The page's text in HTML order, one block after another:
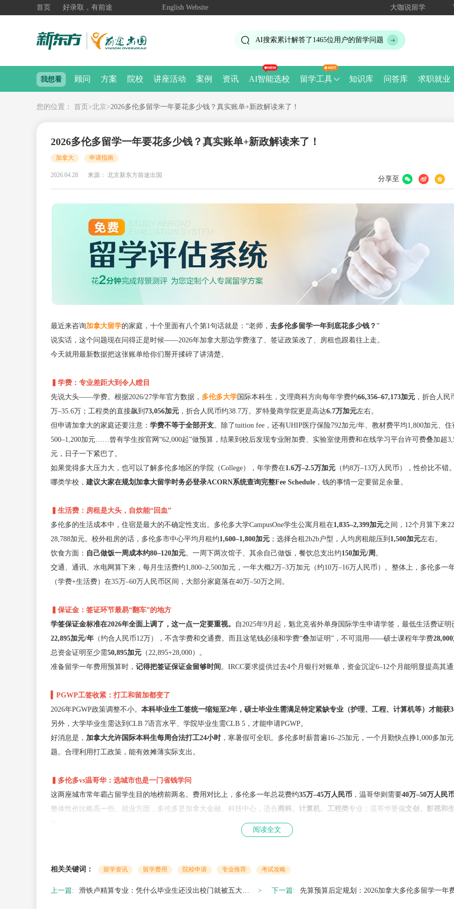
首页 好录取，有前途 English Website 大咖说留学
AI搜索累计解答了 1465位用户的留学问题
我想看 顾问 方案 院校 讲座活动 案例 资讯 AI智能选校 留学工具 知识库 问答库 求职就业
您的位置： 首页 >北京>2026多伦多留学一年要花多少钱？真实账单+新政解读来了！
2026多伦多留学一年要花多少钱？真实账单+新政解读来了！
加拿大 申请指南
2026.04.28 来源： 北京新东方前途出国 分享至
阅读全文
最近来咨询加拿大留学的家庭，十个里面有八个第1句话就是：“老师， 去多伦多留学一年到底花多少钱？ ”
说实话，这个问题现在问得正是时候——2026年加拿大那边学费涨了、签证政策改了、房租也跟着往上走。
今天就用最新数据把这张账单给你们掰开揉碎了讲清楚。
▍学费：专业差距大到令人瞠目
先说大头——学费。根据2026/27学年官方数据， 多伦多大学 国际本科生，文理商科方向每年学费约66,356–67,173加元 ，折合人民
万–35.6万；工程类的直接飙到 73,056加元 ，折合人民币约38.7万。罗特曼商学院更是高达6.7万加元左右。
但申请加拿大的家庭还要注意： 学费不等于全部开支。除了tuition fee，还有UHIP医疗保险792加元/年、教材费平均1,800加元、住
500–1,200加元……曾有学生按官网“62,000起”做预算，结果到校后发现专业附加费、实验室使用费和在线学习平台许可费叠加超
元，日子一下紧巴了。
如果觉得多大压力大，也可以了解多伦多地区的学院（College），年学费在1.6万–2.5万加元 （约8万–13万人民币），性价比不错
哪类学校， 建议大家在规划加拿大留学时务必登录ACORN系统查询完整Fee Schedule ，钱的事情一定要留足余量。
▍生活费：房租是大头，自炊能“回血”
多伦多的生活成本中，住宿是最大的不确定性支出。多伦多大学CampusOne学生公寓月租在1,835–2,399加元之间，12个月算下来
28,788加元。校外租房的话，多伦多市中心平均月租约1,600–1,800加元 ；选择合租2b2b户型，人均房租能压到 1,500加元左右。
饮食方面： 自己做饭一周成本约80–120加元。一周下两次馆子、其余自己做饭，餐饮总支出约150加元/周 。
交通、通讯、水电网算下来，每月生活费约1,800–2,500加元，一年大概2万–3万加元（约10万–16万人民币）。整体上，多伦多一
（学费+生活费）在35万–60万人民币区间，大部分家庭落在40万–50万之间。
▍保证金：签证环节最易“翻车”的地方
学签保证金标准在2026年全面上调了，这一点一定要重视。
自2025年9月起，魁北克省外单身国际学生申请学签，最低生活费证明
22,895加元/年 （约合人民币12万），不含学费和交通费。而且这笔钱必须和学费“叠加证明”，不可混用——硕士课程年学费
总资金证明至少需50,895加元 （22,895+28,000）。
准备留学一年费用预算时， 记得把签证保证金留够时间 。IRCC要求提供过去4个月银行对账单，资金沉淀6–12个月能明显提高其
▍PGWP工签收紧：打工和留加都变了
2026年PGWP政策调整不小。 本科毕业生工签统一缩短至2年，硕士毕业生需满足特定紧缺专业（护理、工程、计算机等）才能获
另外，大学毕业生需达到CLB 7语言水平、学院毕业生需CLB 5，才能申请PGWP。
好消息是， 加拿大允许国际本科生每周合法打工24小时 ，寒暑假可全职。多伦多时薪普遍16–25加元，一个月勤快点挣1,000多加
题。合理利用打工政策，能有效摊薄实际支出。
▍多伦多vs温哥华：选城市也是一门省钱学问
这两座城市常年霸占留学生目的地榜前两名。费用对比上，多伦多一年总花费约35万–45万人民币 ，温哥华则需要40万–50万人民
整体性价比略高一些。就业方面，多伦多是加拿大金融、科技中心，适合商科、计算机、工程类专业；温哥华更偏文创、影视和
要预算做得细致、选校选专业匹配自身条件，加拿大留学依然是主流目的地中更具优势的选择。
里】 来找 北京新东方前途出国的专业规划师聊聊，我们帮你把留学的每一步都走稳。
相关关键词： 留学资讯 留学费用 院校申请 专业推荐 考试攻略
上一篇:
滑铁卢精算专业：凭什么毕业生还没出校门就被五大
先算预算后定规划：2026加拿大多伦多留学一年
下一篇: